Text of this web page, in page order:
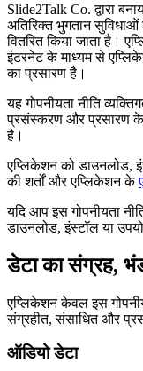
Slide2Talk Co. द्वारा
अतिरिक्त भुगतान
वितरित किया जाता है।
इंटरनेट के माध्यम से
का प्रसारण है।
यह गोपनीयता नीति
प्रसंस्करण और प्रसारण के
है।
एप्लिकेशन को डाउनलोड,
की शर्तों और एप्लिकेशन के
यदि आप इस गोपनीयता
डाउनलोड, इंस्टॉल या
डेटा का संग्रह,
एप्लिकेशन केवल इस
संग्रहीत, संसाधित और
ऑडियो डेटा